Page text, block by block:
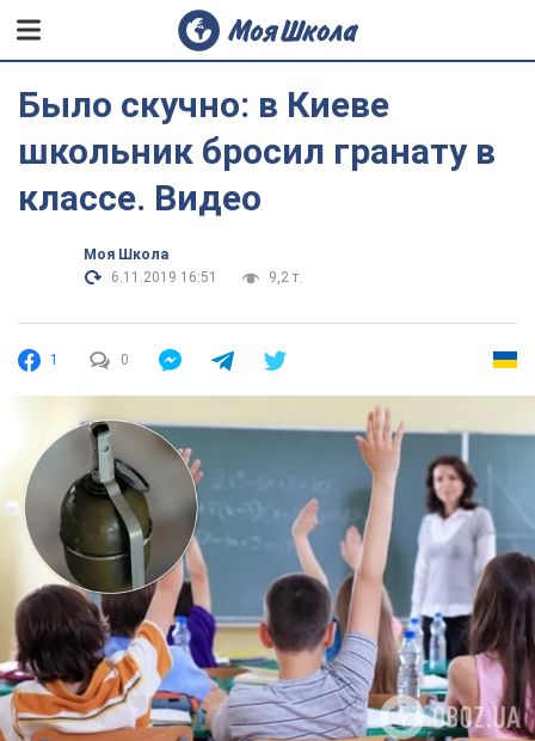
Было скучно: в Киеве
школьник бросил гранату в
классе. Видео
Моя Школа
6.11.2019 16:51
9,2 т.
1 0